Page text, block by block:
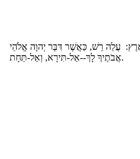
עֲלֵה רֵשׁ, כַּאֲשֶׁר דִּבֶּר יְהוָה אֱלֹהֵי
אֲבֹתֶיךָ לָךְ--אַל-תִּירָא, וְאַל-תֵּחָת.